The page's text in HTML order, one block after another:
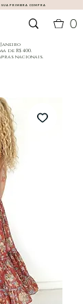
0
SUA PRIMEIRA COMPRA
de R$ 400.
nacionais.